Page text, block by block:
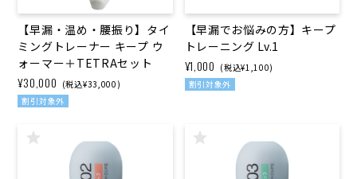
【早漏・温め・腰振り】タイ
ミングトレーナー キープ ウ
ォーマー＋TETRAセット
¥30,000 (税込¥33,000)
割引対象外
【早漏でお悩みの方】キープ
トレーニング Lv.1
¥1,000 (税込¥1,100)
割引対象外